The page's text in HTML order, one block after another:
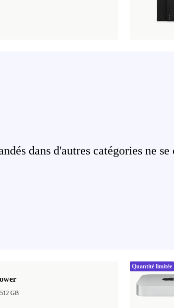
dans d'autres catégories ne
GB
Quantité limitée